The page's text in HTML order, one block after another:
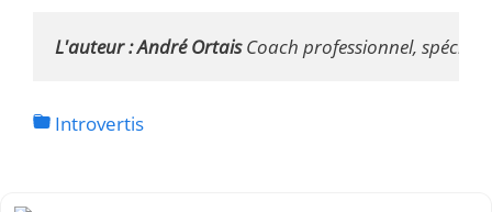
L'auteur : André Ortais Coach professionnel,
Introvertis